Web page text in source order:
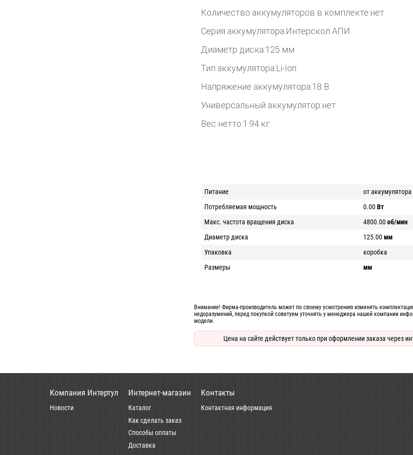
Количество аккумуляторов в комплекте:нет
Серия аккумулятора:Интерскол АПИ
Диаметр диска:125 мм
Тип аккумулятора:Li-Ion
Напряжение аккумулятора:18 В
Универсальный аккумулятор:нет
Вес нетто:1.94 кг
Питание
от аккумулятора
Потребляемая мощность
0.00Вт
Макс. частота вращения диска
4800.00об/мин
Диаметр диска
125.00мм
Упаковка
коробка
Размеры
мм
Внимание! Фирма-производитель может по своему усмотрению изменять
недоразумений, перед покупкой советуем уточнять у менеджера нашей компании
модели.
Цена на сайте действует только при оформлении заказа через
Компания Интертул
Новости
Интернет-магазин
Каталог
Как сделать заказ
Способы оплаты
Доставка
Контакты
Контактная информация